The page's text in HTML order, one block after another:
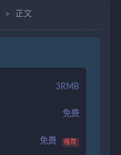
正文
3RMB
免费
免费 推荐